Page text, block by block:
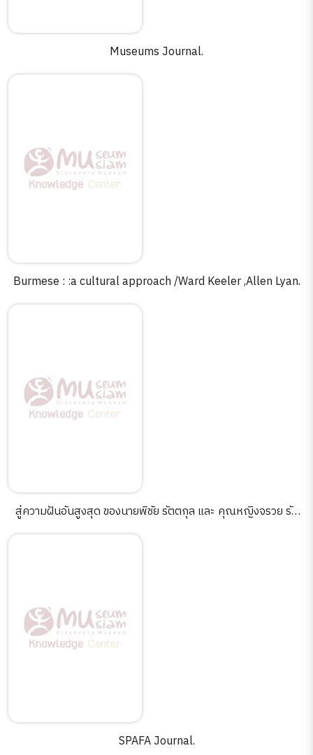
Museums Journal.
Burmese : :a cultural approach /Ward Keeler ,Allen Lyan.
สู่ความฝันอันสูงสุด ของนายพิชัย รัตตกุล และ คุณหญิงจรวย รัต
SPAFA Journal.